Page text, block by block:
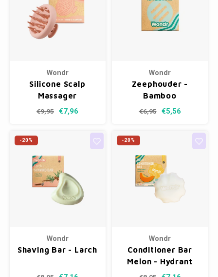
Wondr
Silicone Scalp
Massager
€9,95 €7,96
Wondr
Zeephouder -
Bamboo
€6,95 €5,56
-20%
Wondr
Shaving Bar - Larch
-20%
Wondr
Conditioner Bar
Melon - Hydrant